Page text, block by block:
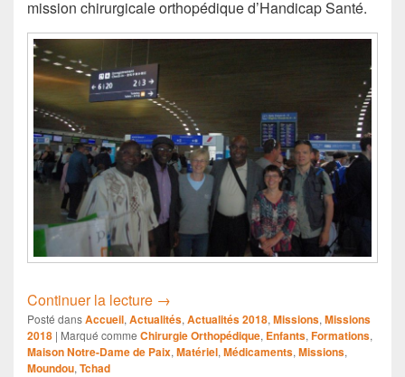
e
b
o
o
k
mission chirurgicale orthopédique d’Handicap Santé.
Continuer la lecture Mission n°82 – Mai 2018
→
Posté dansAccueil, Actualités, Actualités 2018, Missions, Missions
2018 | Marqué comme Chirurgie Orthopédique, Enfants, Formations,
Maison Notre-Dame de Paix, Matériel, Médicaments, Missions,
Moundou, Tchad